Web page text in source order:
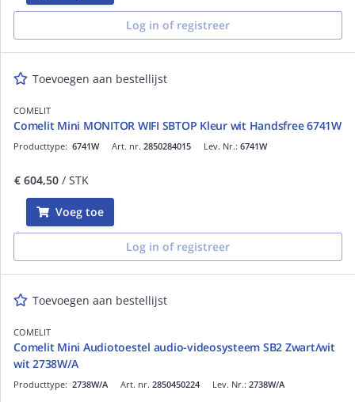
Log in of registreer
Toevoegen aan bestellijst
COMELIT
Comelit Mini MONITOR WIFI SBTOP Kleur wit Handsfree 6741W
Art. nr. 2850284015
Producttype: 6741W Lev. Nr.: 6741W
€ 604,50 / STK
Voeg toe
Log in of registreer
Toevoegen aan bestellijst
COMELIT
Comelit Mini Audiotoestel audio-videosysteem SB2 Zwart/wit
wit 2738W/A
Art. nr. 2850450224
Producttype: 2738W/A Lev. Nr.: 2738W/A